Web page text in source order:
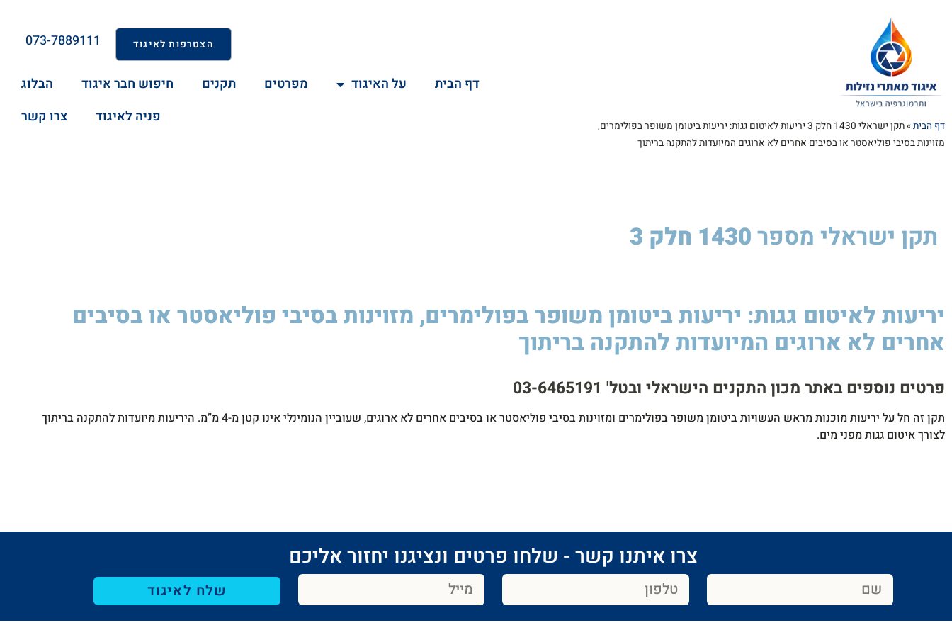
דף הבית»
תקן ישראלי 1430 חלק 3 יריעות לאיטום גגות: יריעות ביטומן משופר בפולימרים,
מזוינות בסיבי פוליאסטר או בסיבים אחרים לא ארוגים המיועדות להתקנה בריתוך
הצטרפות לאיגוד 073-7889111
דף הבית על האיגוד מפרטים תקנים חיפוש חבר איגוד
הבלוג
פניה לאיגוד
צרו קשר
תקן ישראלי מספר1430 חלק 3
יריעות לאיטום גגות: יריעות ביטומן משופר בפולימרים, מזוינות בסיבי פוליאסטר או בסיבים
אחרים לא ארוגים המיועדות להתקנה בריתוך
פרטים נוספים באתר מכון התקנים הישראלי ובטל' 03-6465191​
תקן זה חל על יריעות מוכנות מראש העשויות ביטומן משופר בפולימרים ומזוינות בסיבי פוליאסטר או בסיבים אחרים לא ארוגים, שעוביין הנומינלי אינו קטן מ-4 מ”מ. היריעות מיועדות להתקנה בריתוך
לצורך איטום גגות מפני מים.
צרו איתנו קשר - שלחו פרטים ונציגנו יחזור אליכם​
שלח לאיגוד